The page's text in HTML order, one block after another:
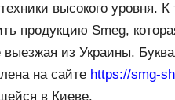
высокого уровня.
продукцию Smeg,
из Украины.
на сайте https://smg-
в Киеве.